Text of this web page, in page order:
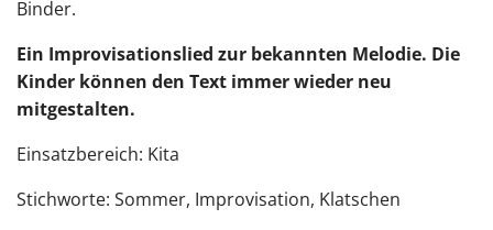
Binder.
Ein Improvisationslied zur bekannten Melodie. Die
Kinder können den Text immer wieder neu
mitgestalten.
Einsatzbereich: Kita
Stichworte: Sommer, Improvisation, Klatschen